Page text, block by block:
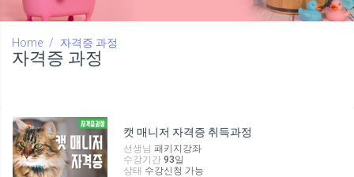
Home 자격증 과정
자격증 과정
캣 매니저 자격증 취득과정
선생님 패키지강좌
수강기간 93일
상태 수강신청 가능